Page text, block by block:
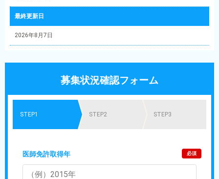
最終更新日
2026年8月7日
募集状況確認フォーム
STEP1 STEP2 STEP3
医師免許取得年 必須